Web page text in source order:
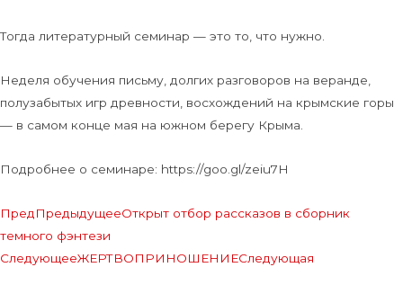
Тогда литературный семинар — это то, что нужно.
Неделя обучения письму, долгих разговоров на веранде,
полузабытых игр древности, восхождений на крымские горы
— в самом конце мая на южном берегу Крыма.
Подробнее о семинаре: https://goo.gl/zeiu7H
Пред ПредыдущееОткрыт отбор рассказов в сборник
темного фэнтези
СледующееЖЕРТВОПРИНОШЕНИЕСледующая